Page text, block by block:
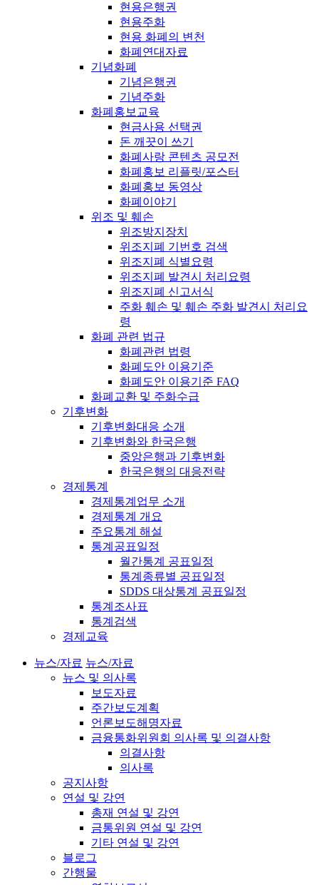
현용은행권
현용주화
현용 화폐의 변천
화폐연대자료
기념화폐
기념은행권
기념주화
화폐홍보교육
현금사용 선택권
돈 깨끗이 쓰기
화폐사랑 콘텐츠 공모전
화폐홍보 리플릿/포스터
화폐홍보 동영상
화폐이야기
위조 및 훼손
위조방지장치
위조지폐 기번호 검색
위조지폐 식별요령
위조지폐 발견시 처리요령
위조지폐 신고서식
주화 훼손 및 훼손 주화 발견시 처리요
령
화폐 관련 법규
화폐관련 법령
화폐도안 이용기준
화폐도안 이용기준 FAQ
화폐교환 및 주화수급
기후변화
기후변화대응 소개
기후변화와 한국은행
중앙은행과 기후변화
한국은행의 대응전략
경제통계
경제통계업무 소개
경제통계 개요
주요통계 해설
통계공표일정
월간통계 공표일정
통계종류별 공표일정
SDDS 대상통계 공표일정
통계조사표
통계검색
경제교육
뉴스/자료 뉴스/자료
뉴스 및 의사록
보도자료
주간보도계획
언론보도해명자료
금융통화위원회 의사록 및 의결사항
의결사항
의사록
공지사항
연설 및 강연
총재 연설 및 강연
금통위원 연설 및 강연
기타 연설 및 강연
블로그
간행물